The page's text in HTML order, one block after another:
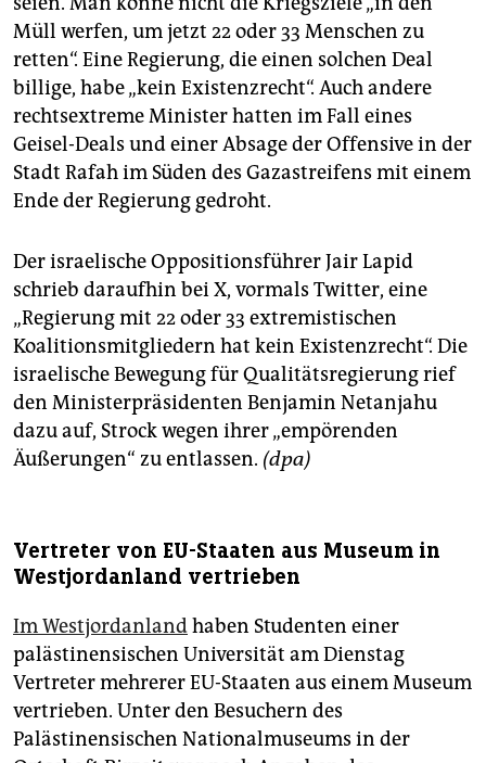
Müll werfen, um jetzt 22 oder 33 Menschen zu
retten“. Eine Regierung, die einen solchen Deal
billige, habe „kein Existenzrecht“. Auch andere
rechtsextreme Minister hatten im Fall eines
Geisel-Deals und einer Absage der Offensive in der
Stadt Rafah im Süden des Gazastreifens mit einem
Ende der Regierung gedroht.
Der israelische Oppositionsführer Jair Lapid
schrieb daraufhin bei X, vormals Twitter, eine
„Regierung mit 22 oder 33 extremistischen
Koalitionsmitgliedern hat kein Existenzrecht“. Die
israelische Bewegung für Qualitätsregierung rief
den Ministerpräsidenten Benjamin Netanjahu
dazu auf, Strock wegen ihrer „empörenden
Äußerungen“ zu entlassen. (dpa)
Vertreter von EU-Staaten aus Museum in
Westjordanland vertrieben
Im Westjordanlandhaben Studenten einer
palästinensischen Universität am Dienstag
Vertreter mehrerer EU-Staaten aus einem Museum
vertrieben. Unter den Besuchern des
Palästinensischen Nationalmuseums in der